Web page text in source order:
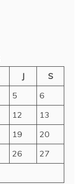
J
S
5
6
12
13
19
20
26
27